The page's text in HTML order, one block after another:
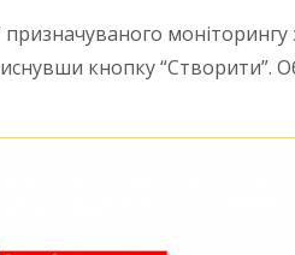
кнопку “Створити”.